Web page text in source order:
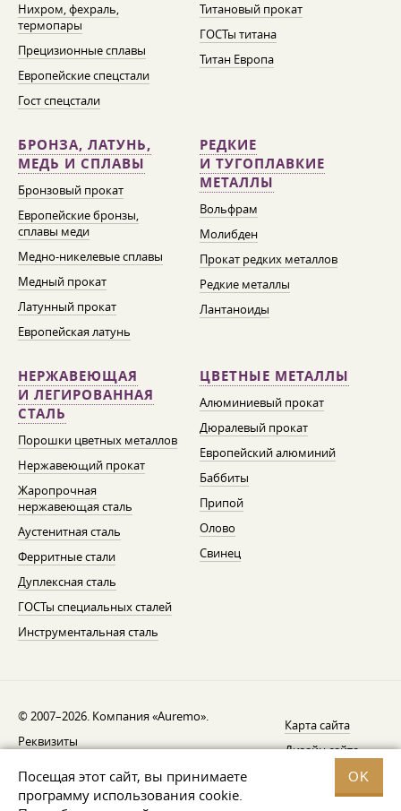
Посещая этот сайт, вы принимаете
программу использования cookie.
OK
Нихром, фехраль,
термопары
Прецизионные сплавы
Европейские спецстали
Гост спецстали
Титановый прокат
ГОСТы титана
Титан Европа
БРОНЗА, ЛАТУНЬ,
МЕДЬ И СПЛАВЫ
Бронзовый прокат
Европейские бронзы,
сплавы меди
Медно-никелевые сплавы
Медный прокат
Латунный прокат
Европейская латунь
РЕДКИЕ
И ТУГОПЛАВКИЕ
МЕТАЛЛЫ
Вольфрам
Молибден
Прокат редких металлов
Редкие металлы
Лантаноиды
НЕРЖАВЕЮЩАЯ
И ЛЕГИРОВАННАЯ
СТАЛЬ
Порошки цветных металлов
Нержавеющий прокат
Жаропрочная
нержавеющая сталь
Аустенитная сталь
Ферритные стали
Дуплексная сталь
ГОСТы специальных сталей
Инструментальная сталь
ЦВЕТНЫЕ МЕТАЛЛЫ
Алюминиевый прокат
Дюралевый прокат
Европейский алюминий
Баббиты
Припой
Олово
Свинец
© 2007–2026. Компания «Auremo».
Реквизиты
Уведомление об отзыве
Карта сайта
Дизайн сайта —